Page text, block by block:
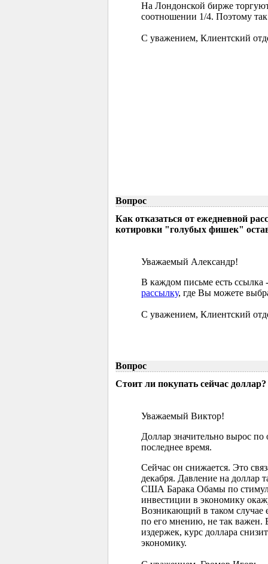
На Лондонской бирже
соотношении 1/4. Поэтому так
С уважением, Клиентский
Вопрос
Как отказаться от ежедневной
котировки "голубых фишек"
Уважаемый Александр!
В каждом письме есть ссылка
рассылку, где Вы можете
С уважением, Клиентский
Вопрос
Стоит ли покупать сейчас доллар?
Уважаемый Виктор!
Доллар значительно вырос
последнее время.
Сейчас он снижается. Это
декабря. Давление на доллар
США Барака Обамы по
инвестиции в экономику
Возникающий в таком случае
по его мнению, не так важен.
издержек, курс доллара
экономику.